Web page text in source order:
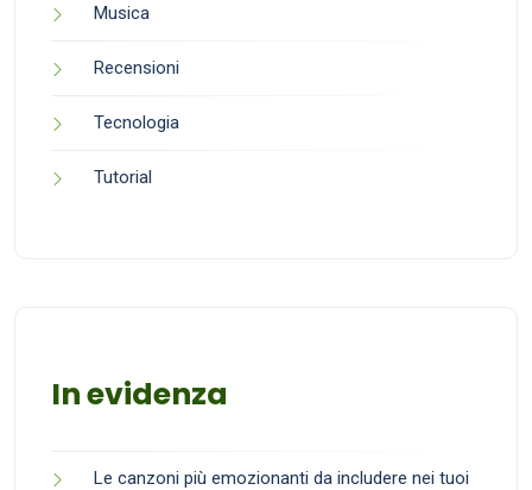
Musica
Recensioni
Tecnologia
Tutorial
In evidenza
Le canzoni più emozionanti da includere nei tuoi